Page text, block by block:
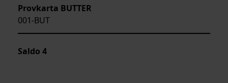
Provkarta BUTTER
001-BUT
Saldo 4